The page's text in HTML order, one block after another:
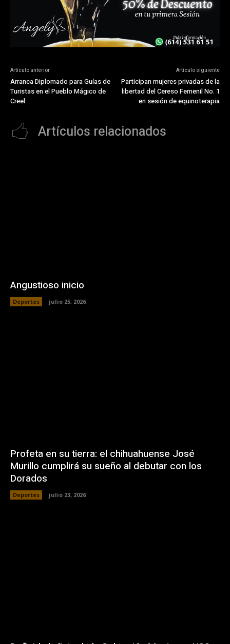
Artículo anterior
Arranca Diplomado para Guías de
Turistas en el Pueblo Mágico de
Creel
Artículo siguiente
Participan mujeres privadas de la
libertad del Cereso Femenil No. 1
en sesión de equinoterapia
Artículos relacionados
Angustioso inicio
Deportes julio 25, 2026
Profeta en su tierra: el chihuahuense José
Murillo cumplirá su sueño al debutar con los
Dorados
Deportes julio 23, 2026